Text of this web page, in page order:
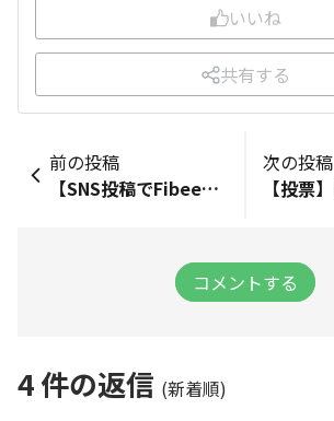
いいね
共有する
前の投稿
【SNS投稿でFibee腸内会を広めよう！】Fibeeプレゼントキャンペーン🎁
次の投稿
コメントする
4件の返信 (新着順)